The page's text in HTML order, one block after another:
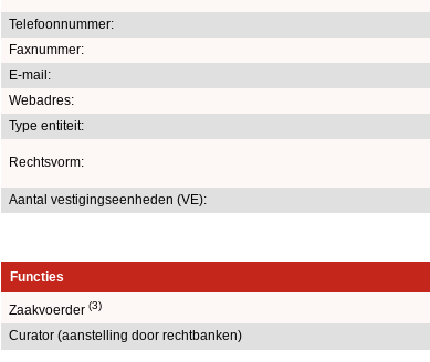
Telefoonnummer:
Faxnummer:
E-mail:
Webadres:
Type entiteit:
Rechtsvorm:
Aantal vestigingseenheden (VE):
Functies
Zaakvoerder (3)
Curator (aanstelling door rechtbanken)